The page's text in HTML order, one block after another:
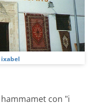
ixabel
con "i